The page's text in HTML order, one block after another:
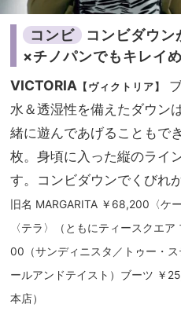
コンビ
コンビダウン
×チノパンでもキレイ
VICTORIA 【ヴィクトリア】
水＆透湿性を備えたダウン
緒に遊んであげることもで
枚。身頃に入った縦のライ
す。コンビダウンでくびれ
旧名 MARGARITA ￥68,200〈ケ
〈テラ〉（ともにティースクエ
00（サンディニスタ／トゥー・
ールアンドテイスト）ブーツ ￥
本店）